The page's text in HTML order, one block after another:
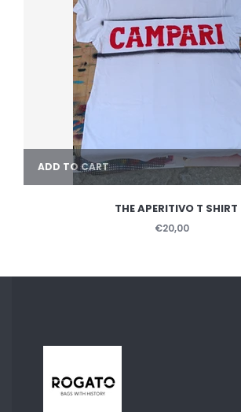
ADD TO CART
THE APERITIVO T SHIRT
€20,00